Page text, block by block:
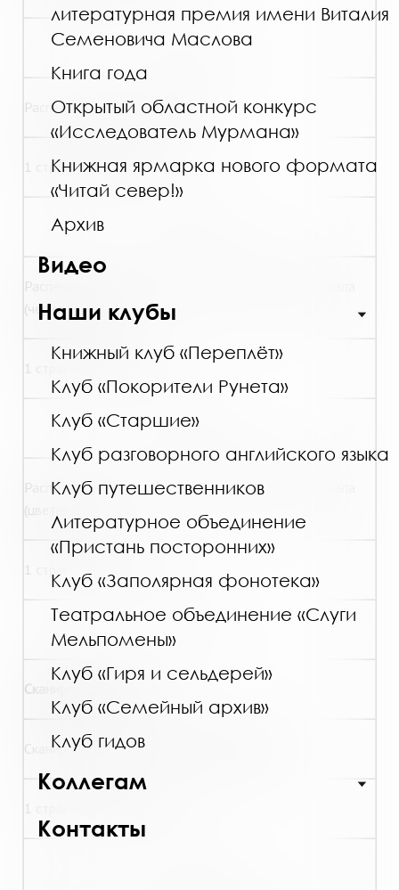
литературная премия имени Виталия
Семеновича Маслова
Книга года
Открытый областной конкурс
«Исследователь Мурмана»
Книжная ярмарка нового формата
«Читай север!»
Архив
Видео
Наши клубы
Книжный клуб «Переплёт»
Клуб «Покорители Рунета»
Клуб «Старшие»
Клуб разговорного английского языка
Клуб путешественников
Литературное объединение
«Пристань посторонних»
Клуб «Заполярная фонотека»
Театральное объединение «Слуги
Мельпомены»
Клуб «Гиря и сельдерей»
Клуб «Семейный архив»
Клуб гидов
Коллегам
Контакты
18,00
Распечатка текстов (цветная)
1 страница формата А4
Распечатка графического материала, фотоматериала
(черно-белая)
1 страница формата А4
60,00
Распечатка графического материала, фотоматериала
(цветная)
1 страница формата А4
Сканирование текста:
Сканирование текста без редактирования
1 страница формата А4